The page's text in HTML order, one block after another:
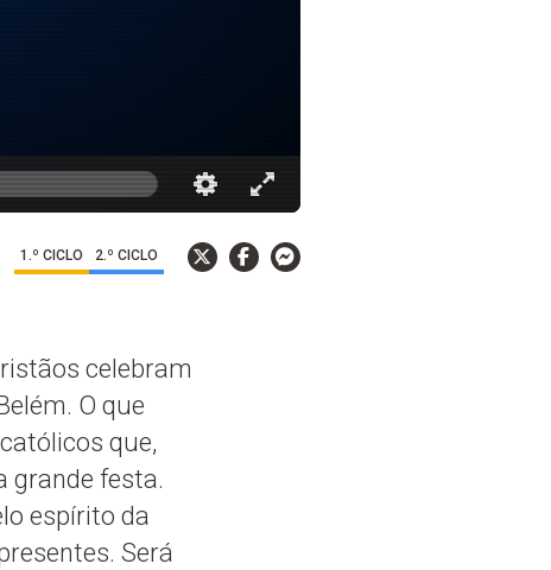
1.º CICLO 2.º CICLO
celebram
O que
que,
grande festa.
espírito da
Será